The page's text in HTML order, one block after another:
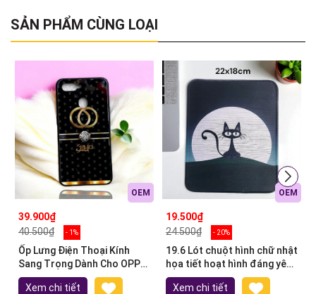
SẢN PHẨM CÙNG LOẠI
OEM
39.900₫
40.500₫
- 1%
Ốp Lưng Điện Thoại Kính
Sang Trọng Dành Cho OPPO
A7
Xem chi tiết
OEM
19.500₫
24.500₫
- 20%
19.6 Lót chuột hình chữ nhật
họa tiết hoạt hình đáng yêu
22x18cm
Xem chi tiết